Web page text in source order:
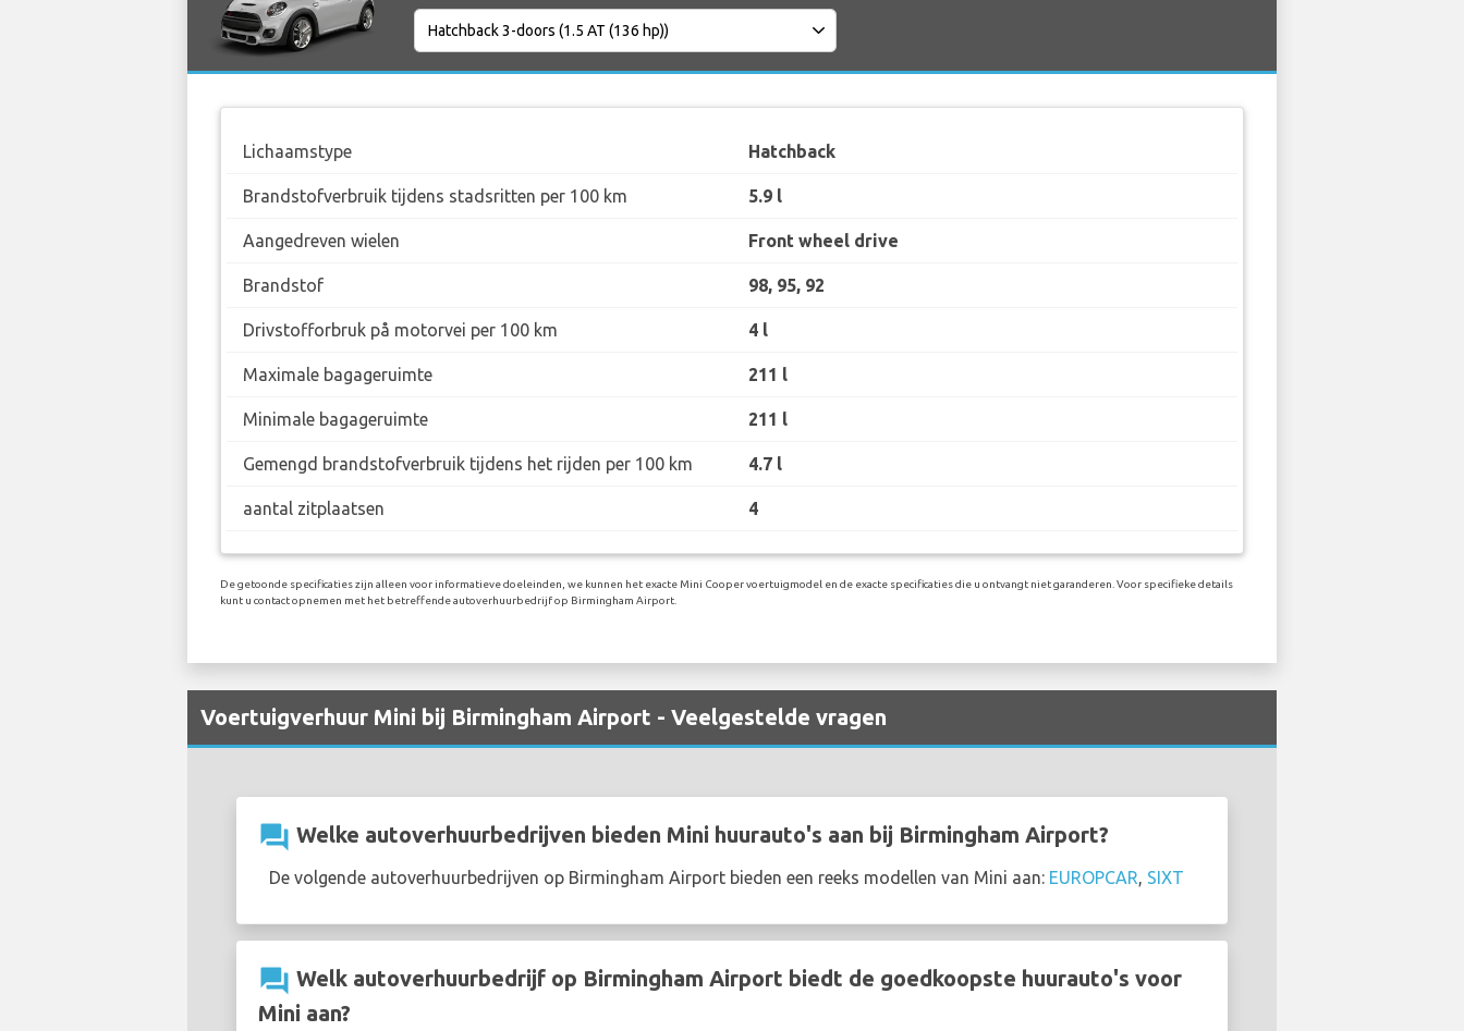
Lichaamstype Hatchback
Brandstofverbruik tijdens stadsritten per 100 km 5.9 l
Aangedreven wielen Front wheel drive
Brandstof 98, 95, 92
Drivstofforbruk på motorvei per 100 km 4 l
Maximale bagageruimte 211 l
Minimale bagageruimte 211 l
Gemengd brandstofverbruik tijdens het rijden per 100 km 4.7 l
aantal zitplaatsen 4
De getoonde specificaties zijn alleen voor informatieve doeleinden, we kunnen het exacte Mini Cooper voertuigmodel en de exacte specificaties die u ontvangt niet garanderen. Voor specifieke details
kunt u contact opnemen met het betreffende autoverhuurbedrijf op Birmingham Airport.
Voertuigverhuur Mini bij Birmingham Airport - Veelgestelde vragen
question_answer Welke autoverhuurbedrijven bieden Mini huurauto's aan bij Birmingham Airport?
De volgende autoverhuurbedrijven op Birmingham Airport bieden een reeks modellen van Mini aan: EUROPCAR, SIXT
question_answer Welk autoverhuurbedrijf op Birmingham Airport biedt de goedkoopste huurauto's voor
Mini aan?